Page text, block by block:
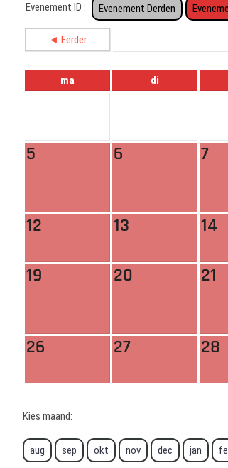
Evenement ID : Evenement Derden
◄ Eerder
ma di
5 6 7
12 13 14
19 20 21
26 27 28
Kies maand:
aug sep okt nov dec jan